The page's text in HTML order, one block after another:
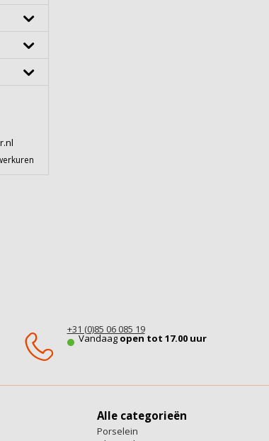
+31 (0)85 06 085 19
Vandaagopen tot 17.00 uur
Alle categorieën
Porselein